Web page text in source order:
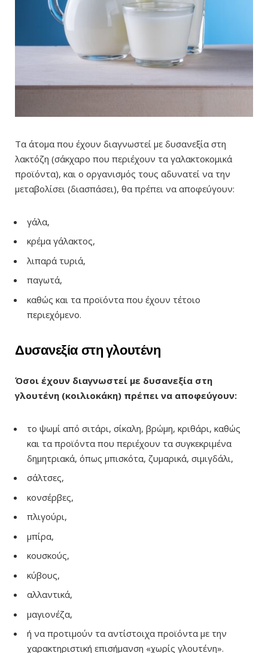
Τα άτομα που έχουν διαγνωστεί με δυσανεξία στη
λακτόζη (σάκχαρο που περιέχουν τα γαλακτοκομικά
προϊόντα), και ο οργανισμός τους αδυνατεί να την
μεταβολίσει (διασπάσει), θα πρέπει να αποφεύγουν:
γάλα,
κρέμα γάλακτος,
λιπαρά τυριά,
παγωτά,
καθώς και τα προϊόντα που έχουν τέτοιο
περιεχόμενο.
Δυσανεξία στη γλουτένη
Όσοι έχουν διαγνωστεί με δυσανεξία στη
γλουτένη (κοιλιοκάκη) πρέπει να αποφεύγουν:
το ψωμί από σιτάρι, σίκαλη, βρώμη, κριθάρι, καθώς
και τα προϊόντα που περιέχουν τα συγκεκριμένα
δημητριακά, όπως μπισκότα, ζυμαρικά, σιμιγδάλι,
σάλτσες,
κονσέρβες,
πλιγούρι,
μπίρα,
κουσκούς,
κύβους,
αλλαντικά,
μαγιονέζα,
ή να προτιμούν τα αντίστοιχα προϊόντα με την
χαρακτηριστική επισήμανση «χωρίς γλουτένη».